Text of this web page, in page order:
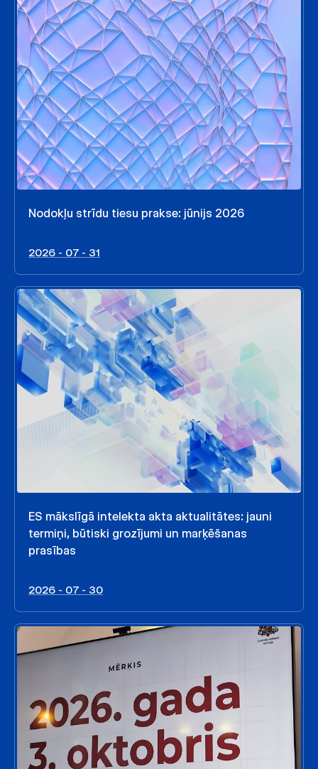
Nodokļu strīdu tiesu prakse: jūnijs 2026
2026 - 07 - 31
ES mākslīgā intelekta akta aktualitātes: jauni
termiņi, būtiski grozījumi un marķēšanas
prasības
2026 - 07 - 30